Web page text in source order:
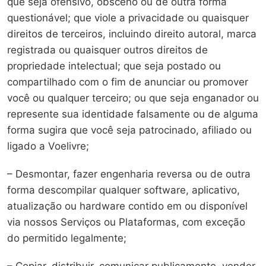
questionável; que viole a privacidade ou quaisquer
direitos de terceiros, incluindo direito autoral, marca
registrada ou quaisquer outros direitos de
propriedade intelectual; que seja postado ou
compartilhado com o fim de anunciar ou promover
você ou qualquer terceiro; ou que seja enganador ou
represente sua identidade falsamente ou de alguma
forma sugira que você seja patrocinado, afiliado ou
ligado a Voelivre;
– Desmontar, fazer engenharia reversa ou de outra
forma descompilar qualquer software, aplicativo,
atualização ou hardware contido em ou disponível
via nossos Serviços ou Plataformas, com exceção
do permitido legalmente;